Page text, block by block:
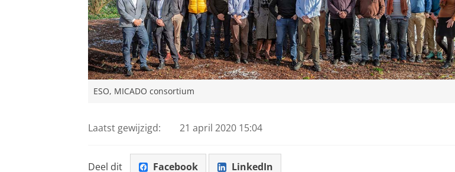
ESO, MICADO consortium
Laatst gewijzigd: 21 april 2020 15:04
Deel dit Facebook LinkedIn